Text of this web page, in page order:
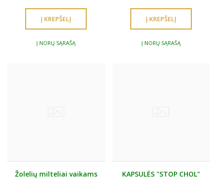
Į NORŲ SĄRAŠĄ Į NORŲ SĄRAŠĄ
Žolelių milteliai vaikams
KAPSULĖS "STOP CHOL"